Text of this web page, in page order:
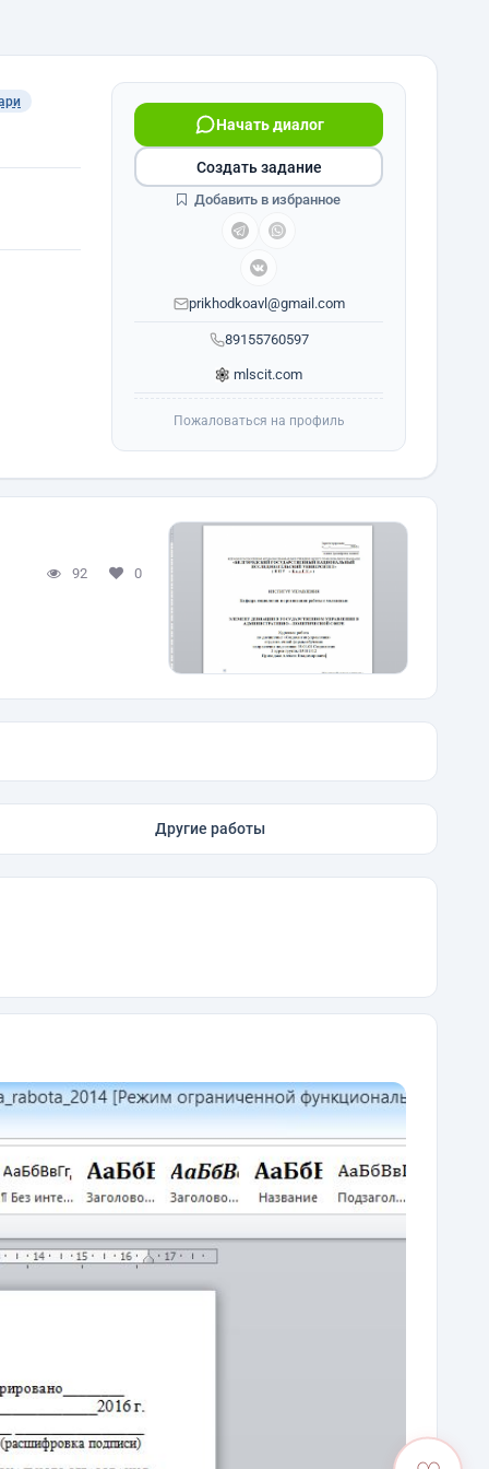
89155760597
Начать диалог
prikhodkoavl@gmail.com
mlscit.com
Создать задание
Добавить в избранное
Пожаловаться на профиль
92 0
Другие работы